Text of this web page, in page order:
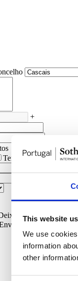
This website
We use
information
other
+
Moradias
Terraço Jardim
nos o seu e-mail
Ao pedir